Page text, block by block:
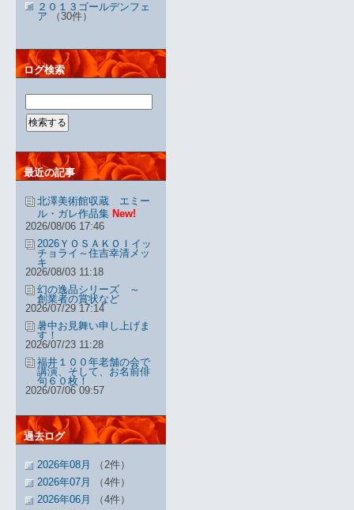
２０１３ゴールデンフェ
ア （30件）
ログ検索
最近の記事
北澤美術館収蔵 エミー
ル・ガレ作品集 New!
2026/08/06 17:46
2026ＹＯＳＡＫＯＩイッ
チョライ～住吉幸清メッ
キ
2026/08/03 11:18
幻の逸品シリーズ ～
創業者の賞状など
2026/07/29 17:14
暑中お見舞い申し上げま
す！
2026/07/23 11:28
福井１００年老舗の会で
講演、そして、お名前俳
句６０枚！
2026/07/06 09:57
過去ログ
2026年08月
（2件）
2026年07月
（4件）
2026年06月
（4件）